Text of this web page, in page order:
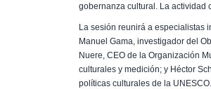
gobernanza cultural. La actividad
La sesión reunirá a especialistas
Manuel Gama, investigador del
Nuere, CEO de la Organización
culturales y medición; y Héctor
políticas culturales de la